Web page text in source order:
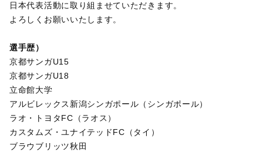
日本代表活動に取り組ませていただきます。
よろしくお願いいたします。
選手歴）
京都サンガU15
京都サンガU18
立命館大学
アルビレックス新潟シンガポール（シンガポール）
ラオ・トヨタFC（ラオス）
カスタムズ・ユナイテッドFC（タイ）
ブラウブリッツ秋田